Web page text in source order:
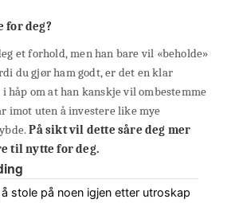
for deg?
et forhold, men han bare vil «beholde»
du gjør ham godt, er det en klar
i håp om at han kanskje vil ombestemme
imot uten å investere like mye
På sikt vil dette såre deg mer
til nytte for deg.
stole på noen igjen etter utroskap